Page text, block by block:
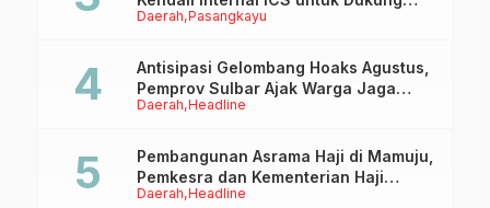
Daerah Pasangkayu
Sertifikasi ISPO Pekebun di
Daerah Headline
Antisipasi Gelombang Hoaks Agustus,
Pemprov Sulbar Ajak Warga Jaga
Ruang Digital
Daerah Headline
Pembangunan Asrama Haji di Mamuju,
Pemkesra dan Kementerian Haji
Sulbar Tinjau Lokasi